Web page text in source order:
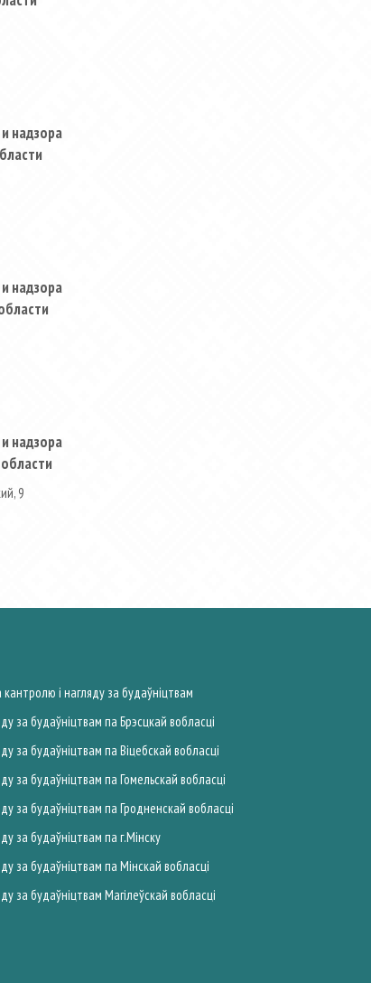
надзора
надзора
надзора
9
і нагляду за будаўніцтвам
за будаўніцтвам па Брэсцкай вобласцi
за будаўніцтвам па Вiцебскай вобласцi
за будаўніцтвам па Гомельскай вобласцi
за будаўніцтвам па Гродненскай вобласцi
за будаўніцтвам па г.Мiнску
за будаўніцтвам па Мiнскай вобласцi
за будаўніцтвам Магiлеўскай вобласцi